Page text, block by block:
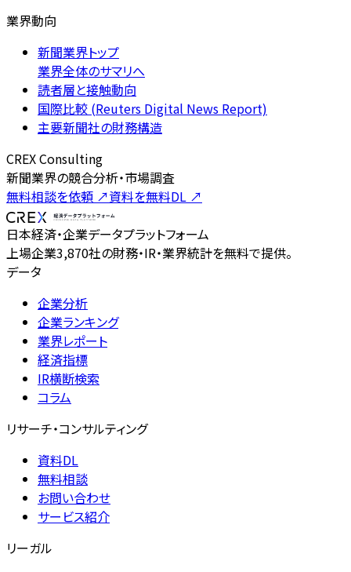
業界動向
新聞業界トップ
業界全体のサマリへ
読者層と接触動向
国際比較 (Reuters Digital News Report)
主要新聞社の財務構造
CREX Consulting
新聞業界の競合分析・市場調査
無料相談を依頼 ↗資料を無料DL ↗
日本経済・企業データプラットフォーム
上場企業3,870社の財務・IR・業界統計を無料で提供。
データ
企業分析
企業ランキング
業界レポート
経済指標
IR横断検索
コラム
リサーチ・コンサルティング
資料DL
無料相談
お問い合わせ
サービス紹介
リーガル